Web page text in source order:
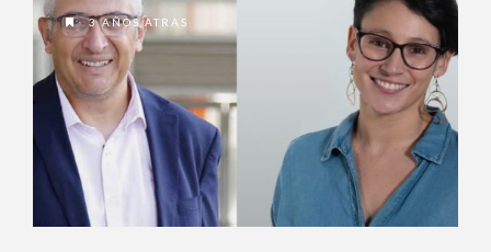
3 AÑOS ATRAS